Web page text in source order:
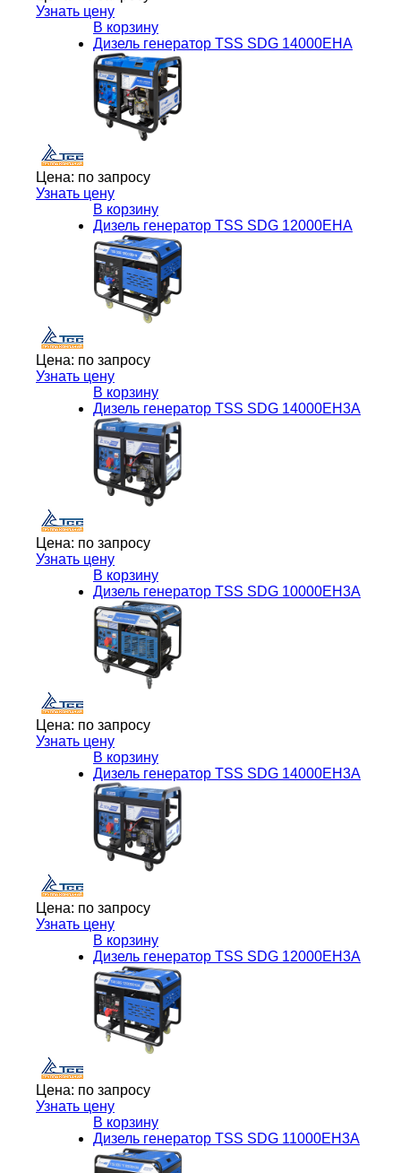
Узнать цену
В корзину
Дизель генератор TSS SDG 14000EHA
Цена: по запросу
Узнать цену
В корзину
Дизель генератор TSS SDG 12000EHA
Цена: по запросу
Узнать цену
В корзину
Дизель генератор TSS SDG 14000EH3A
Цена: по запросу
Узнать цену
В корзину
Дизель генератор TSS SDG 10000EH3A
Цена: по запросу
Узнать цену
В корзину
Дизель генератор TSS SDG 14000EH3A
Цена: по запросу
Узнать цену
В корзину
Дизель генератор TSS SDG 12000EH3A
Цена: по запросу
Узнать цену
В корзину
Дизель генератор TSS SDG 11000EH3A